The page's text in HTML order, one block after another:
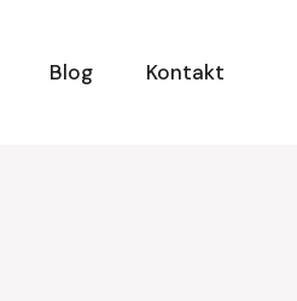
Blog Kontakt